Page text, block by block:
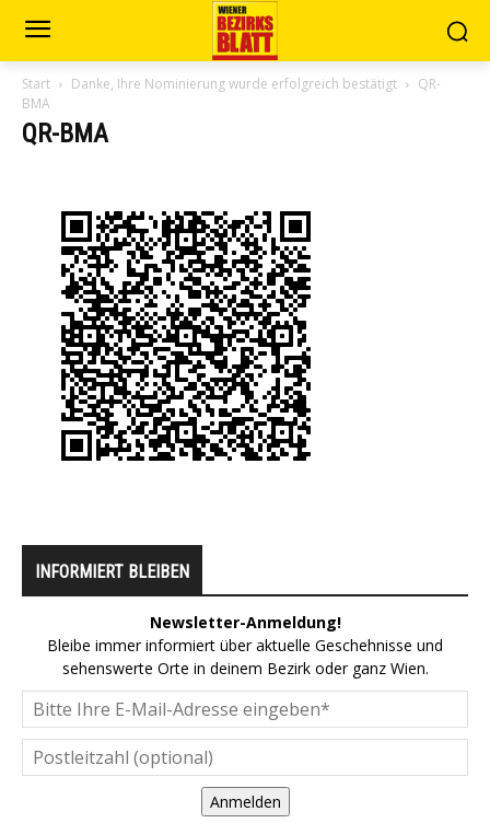
Start Danke, Ihre Nominierung wurde erfolgreich bestätigt
QR-
BMA
QR-BMA
INFORMIERT BLEIBEN
Newsletter-Anmeldung!
Bleibe immer informiert über aktuelle Geschehnisse und
sehenswerte Orte in deinem Bezirk oder ganz Wien.
Anmelden